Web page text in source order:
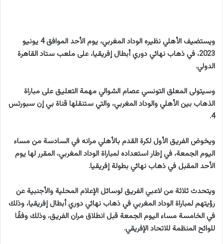
ويستضيف الأهلي نظيره الوداد المغربي، يوم الأحد الموافق 4 يونيو
2023، في ذهاب نهائي دوري أبطال إفريقيا، على ملعب ستاد القاهرة
الدولي.
وسيتولى المعلق التونسي عصام الشوالي مهمة التعليق على مباراة
الذهاب بين الأهلي والوداد المغربي، والتي ستنقلها قناة بي إن سبورتس
4.
ويخوض الفريق الأول لكرة القدم بالأهلي مرانه في السادسة من مساء
اليوم الجمعة، في إطار استعداده لمباراة الوداد المغربي، المقرر لها يوم
الأحد المقبل في ذهاب نهائي بطولة إفريقيا.
ويتحدث ثلاثة من لاعبي الفريق لوسائل الإعلام المحلية والأجنبية عن
رؤيتهم لمباراة الوداد المغربي في ذهاب نهائي دوري أبطال إفريقيا، وذلك
في الخامسة مساء اليوم الجمعة قبل انطلاق مران الفريق، وذلك وفقًا
للوائح المنظمة للاتحاد الإفريقي.